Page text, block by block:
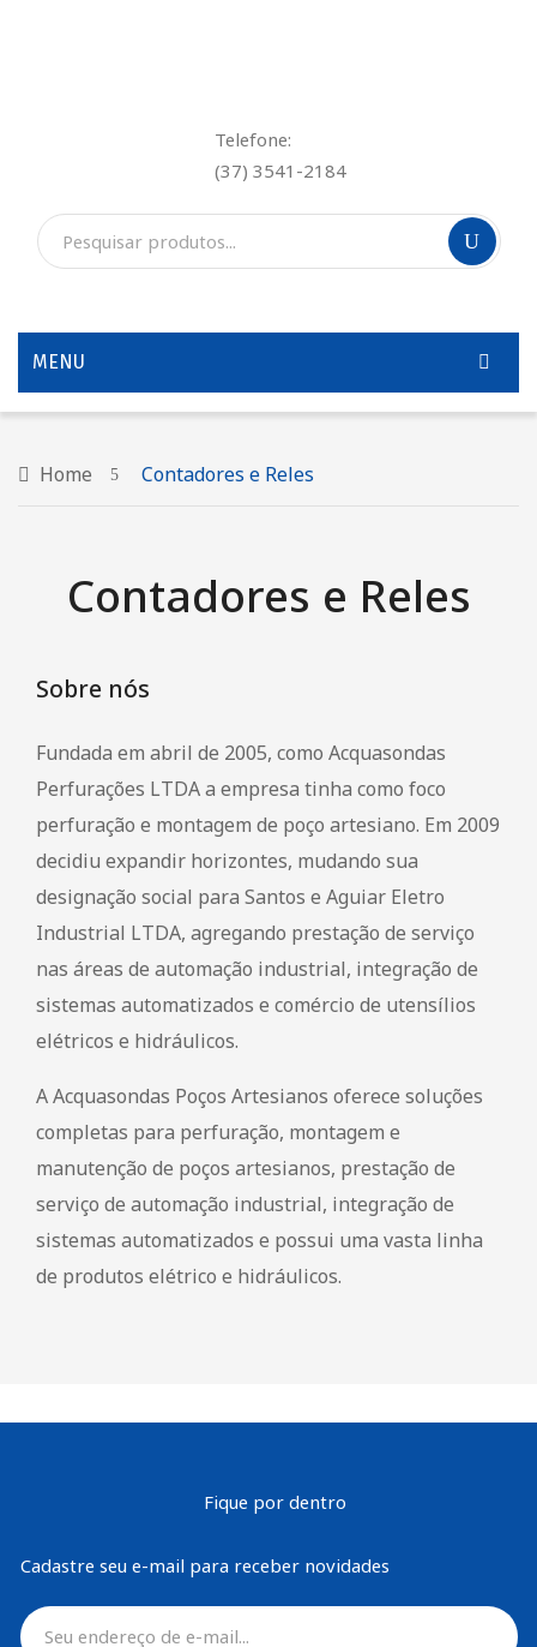
Telefone:
(37) 3541-2184
MENU
QUEM SOMOS
Caminhão Munck
PRODUTOS
Motobombas Schneider e Leão
FALE CONOSCO
Home Contadores e Reles
Contadores e Reles
Sobre nós
Fundada em abril de 2005, como Acquasondas
Perfurações LTDA a empresa tinha como foco
perfuração e montagem de poço artesiano. Em 2009
decidiu expandir horizontes, mudando sua
designação social para Santos e Aguiar Eletro
Industrial LTDA, agregando prestação de serviço
nas áreas de automação industrial, integração de
sistemas automatizados e comércio de utensílios
elétricos e hidráulicos.
A Acquasondas Poços Artesianos oferece soluções
completas para perfuração, montagem e
manutenção de poços artesianos, prestação de
serviço de automação industrial, integração de
sistemas automatizados e possui uma vasta linha
de produtos elétrico e hidráulicos.
Fique por dentro
Cadastre seu e-mail para receber novidades